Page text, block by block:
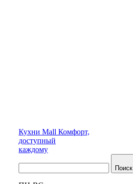
Кухни Mall Комфорт,
доступный
каждому
Поиск